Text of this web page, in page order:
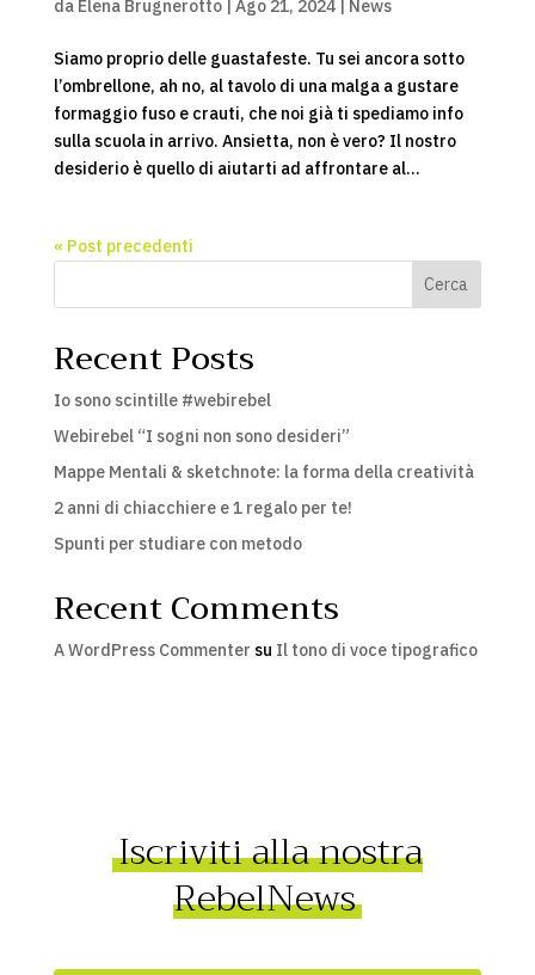
da Elena Brugnerotto| Ago 21, 2024| News
Siamo proprio delle guastafeste. Tu sei ancora sotto
l’ombrellone, ah no, al tavolo di una malga a gustare
formaggio fuso e crauti, che noi già ti spediamo info
sulla scuola in arrivo. Ansietta, non è vero? Il nostro
desiderio è quello di aiutarti ad affrontare al...
« Post precedenti
Cerca
Recent Posts
Io sono scintille #webirebel
Webirebel “I sogni non sono desideri”
Mappe Mentali & sketchnote: la forma della creatività
2 anni di chiacchiere e 1 regalo per te!
Spunti per studiare con metodo
Recent Comments
A WordPress Commenter su Il tono di voce tipografico
Iscriviti alla nostra
RebelNews